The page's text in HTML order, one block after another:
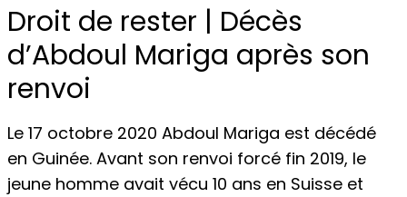
Droit de rester | Décès
d’Abdoul Mariga après son
renvoi
Le 17 octobre 2020 Abdoul Mariga est décédé
en Guinée. Avant son renvoi forcé fin 2019, le
jeune homme avait vécu 10 ans en Suisse et